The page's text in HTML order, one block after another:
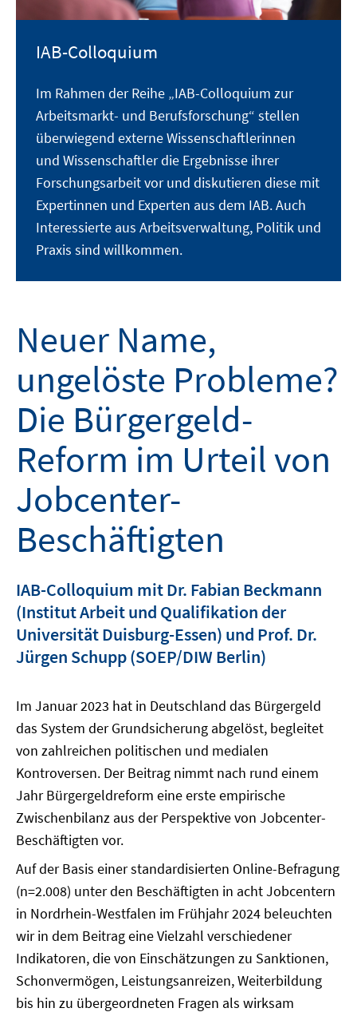
IAB-Colloquium
Im Rahmen der Reihe „IAB-Colloquium zur
Arbeitsmarkt- und Berufsforschung“ stellen
überwiegend externe Wissenschaftlerinnen
und Wissenschaftler die Ergebnisse ihrer
Forschungsarbeit vor und diskutieren diese mit
Expertinnen und Experten aus dem IAB. Auch
Interessierte aus Arbeitsverwaltung, Politik und
Praxis sind willkommen.
Neuer Name,
ungelöste Probleme?
Die Bürgergeld-
Reform im Urteil von
Jobcenter-
Beschäftigten
IAB-Colloquium mit Dr. Fabian Beckmann
(Institut Arbeit und Qualifikation der
Universität Duisburg-Essen) und Prof. Dr.
Jürgen Schupp (SOEP/DIW Berlin)
Im Januar 2023 hat in Deutschland das Bürgergeld
das System der Grundsicherung abgelöst, begleitet
von zahlreichen politischen und medialen
Kontroversen. Der Beitrag nimmt nach rund einem
Jahr Bürgergeldreform eine erste empirische
Zwischenbilanz aus der Perspektive von Jobcenter-
Beschäftigten vor.
Auf der Basis einer standardisierten Online-Befragung
(n=2.008) unter den Beschäftigten in acht Jobcentern
in Nordrhein-Westfalen im Frühjahr 2024 beleuchten
wir in dem Beitrag eine Vielzahl verschiedener
Indikatoren, die von Einschätzungen zu Sanktionen,
Schonvermögen, Leistungsanreizen, Weiterbildung
bis hin zu übergeordneten Fragen als wirksam